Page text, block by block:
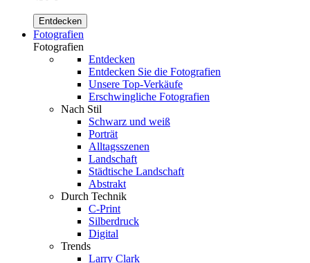
Entdecken
Fotografien
Fotografien
Entdecken
Entdecken Sie die Fotografien
Unsere Top-Verkäufe
Erschwingliche Fotografien
Nach Stil
Schwarz und weiß
Porträt
Alltagsszenen
Landschaft
Städtische Landschaft
Abstrakt
Durch Technik
C-Print
Silberdruck
Digital
Trends
Larry Clark